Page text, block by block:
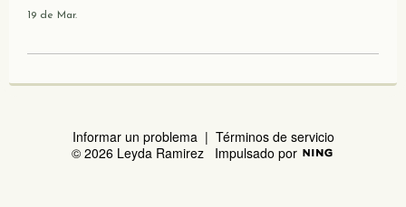
19 de Mar.
Informar un problema | Términos de servicio
© 2026 Leyda Ramirez Impulsado por